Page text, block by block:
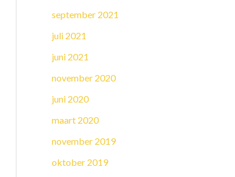
september 2021
juli 2021
juni 2021
november 2020
juni 2020
maart 2020
november 2019
oktober 2019